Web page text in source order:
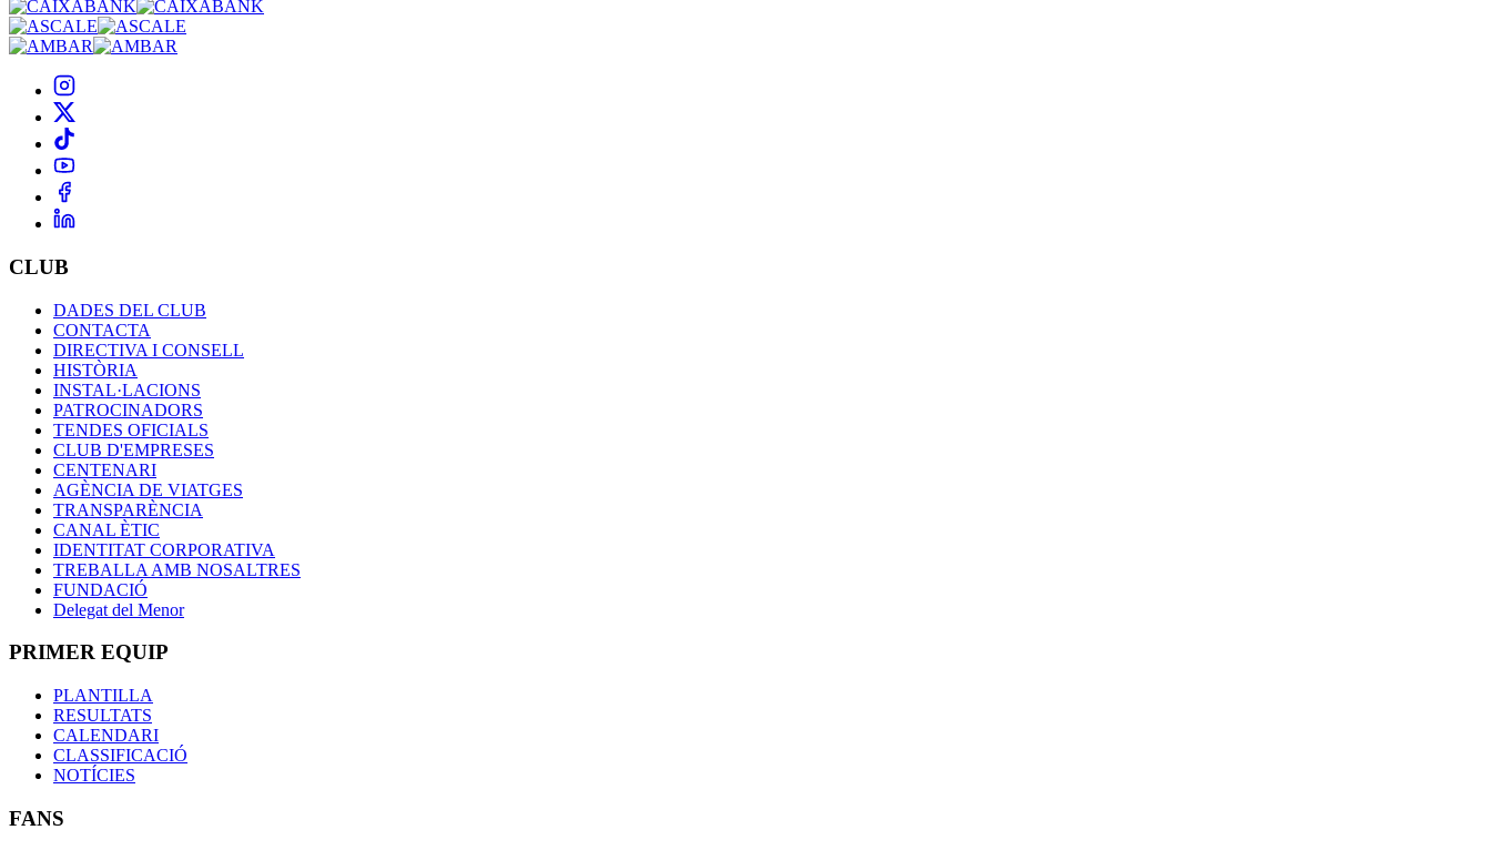
CLUB
DADES DEL CLUB
CONTACTA
DIRECTIVA I CONSELL
HISTÒRIA
INSTAL·LACIONS
PATROCINADORS
TENDES OFICIALS
CLUB D'EMPRESES
CENTENARI
AGÈNCIA DE VIATGES
TRANSPARÈNCIA
CANAL ÈTIC
IDENTITAT CORPORATIVA
TREBALLA AMB NOSALTRES
FUNDACIÓ
Delegat del Menor
PRIMER EQUIP
PLANTILLA
RESULTATS
CALENDARI
CLASSIFICACIÓ
NOTÍCIES
FANS